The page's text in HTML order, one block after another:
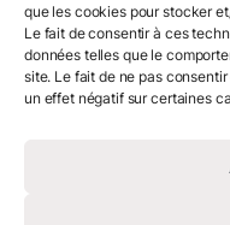
que les cookies pour stocker
Le fait de consentir à ces
données telles que le
site. Le fait de ne pas
un effet négatif sur certaines